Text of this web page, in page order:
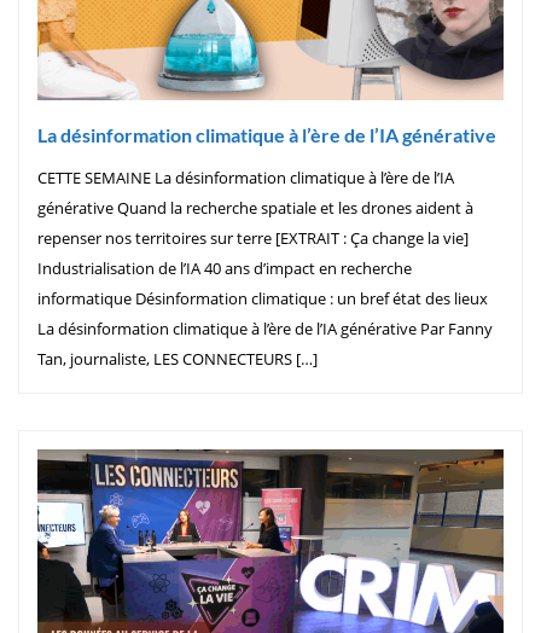
La désinformation climatique à l’ère de l’IA générative
CETTE SEMAINE La désinformation climatique à l’ère de l’IA
générative Quand la recherche spatiale et les drones aident à
repenser nos territoires sur terre [EXTRAIT : Ça change la vie]
Industrialisation de l’IA 40 ans d’impact en recherche
informatique Désinformation climatique : un bref état des lieux
La désinformation climatique à l’ère de l’IA générative Par Fanny
Tan, journaliste, LES CONNECTEURS […]